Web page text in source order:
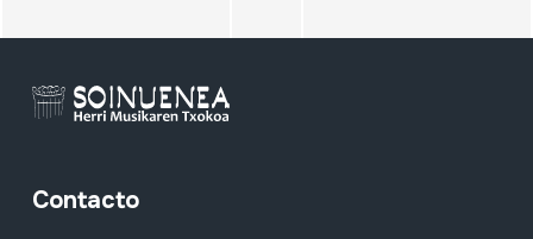
Contacto